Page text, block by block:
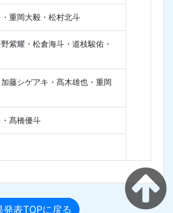
重岡大毅・松村北斗
紫耀・松倉海斗・道枝駿佑・
藤シゲアキ・髙木雄也・重岡
髙橋優斗
発表TOPに戻る